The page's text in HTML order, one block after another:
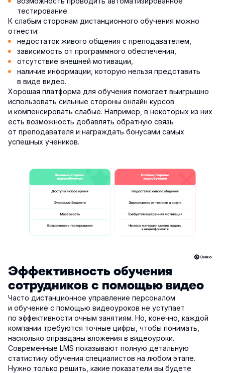
тестирование.
К слабым сторонам дистанционного обучения можно
отнести:
недостаток живого общения с преподавателем,
зависимость от программного обеспечения,
отсутствие внешней мотивации,
наличие информации, которую нельзя представить
в виде видео.
Хорошая платформа для обучения помогает выигрышно
использовать сильные стороны онлайн курсов
и компенсировать слабые. Например, в некоторых из них
есть возможность добавлять обратную связь
от преподавателя и награждать бонусами самых
успешных учеников.
Эффективность обучения
сотрудников с помощью видео
Часто дистанционное управление персоналом
и обучение с помощью видеоуроков не уступает
по эффективности очным занятиям. Но, конечно, каждой
компании требуются точные цифры, чтобы понимать,
насколько оправданы вложения в видеоуроки.
Современные LMS показывают полную детальную
статистику обучения специалистов на любом этапе.
Нужно только решить, какие показатели вы будете